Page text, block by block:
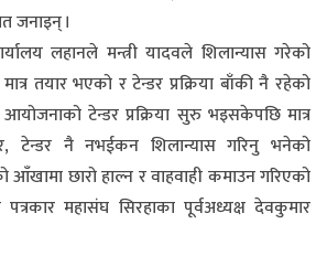
जनाइन् ।
लहानले मन्त्री यादवले शिलान्यास गरेको
तयार भएको र टेन्डर प्रक्रिया बाँकी नै रहेको
टेन्डर प्रक्रिया सुरु भइसकेपछि मात्र
टेन्डर नै नभईकन शिलान्यास गरिनु भनेको
छारो हाल्न र वाहवाही कमाउन गरिएको
महासंघ सिरहाका पूर्वअध्यक्ष देवकुमार